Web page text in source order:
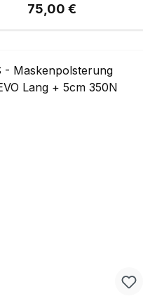
Regulärer Preis:
75,00 €